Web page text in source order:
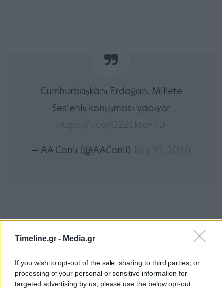
Timeline.gr - Media.gr
If you wish to opt-out of the sale, sharing to third parties, or
processing of your personal or sensitive information for
targeted advertising by us, please use the below opt-out
Cumhurbaşkanı Erdoğan, Millete
Sesleniş konuşması yapıyor
— AA Canlı (@AACanli)
να σεβαστούν την απόφαση για την Αγιά Σοφιά, η
οποία ελήφθη από τα δικαστικά και εκτελεστικά